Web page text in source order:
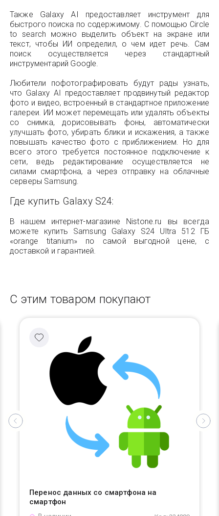
Также Galaxy AI предоставляет инструмент для
быстрого поиска по содержимому. С помощью Circle
to search можно выделить объект на экране или
текст, чтобы ИИ определил, о чем идет речь. Сам
поиск осуществляется через стандартный
инструментарий Google.
Любители пофотографировать будут рады узнать,
что Galaxy AI предоставляет продвинутый редактор
фото и видео, встроенный в стандартное приложение
галереи. ИИ может перемещать или удалять объекты
со снимка, дорисовывать фоны, автоматически
улучшать фото, убирать блики и искажения, а также
повышать качество фото с приближением. Но для
всего этого требуется постоянное подключение к
сети, ведь редактирование осуществляется не
силами смартфона, а через отправку на облачные
серверы Samsung.
Где купить Galaxy S24:
В нашем интернет-магазине Nistone.ru вы всегда
можете купить Samsung Galaxy S24 Ultra 512 ГБ
«orange titanium» по самой выгодной цене, с
доставкой и гарантией.
С этим товаром покупают
Перенос данных со смартфона на
смартфон